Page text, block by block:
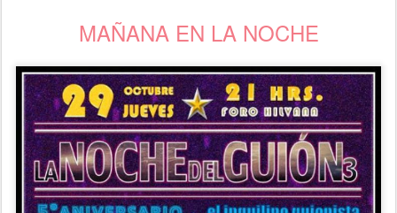
MAÑANA EN LA NOCHE